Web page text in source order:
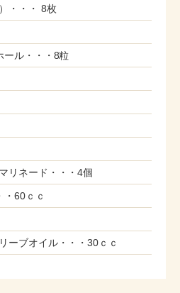
・・・ 8枚
ル・・・8粒
リネード・・・4個
・60ｃｃ
ーブオイル・・・30ｃｃ